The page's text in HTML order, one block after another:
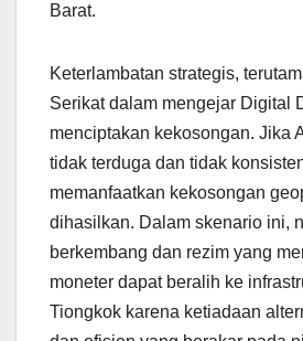
Barat.
Keterlambatan strategis,
Serikat dalam mengejar Digital
menciptakan kekosongan. Jika
tidak terduga dan tidak
memanfaatkan kekosongan
dihasilkan. Dalam skenario ini,
berkembang dan rezim yang
moneter dapat beralih ke
Tiongkok karena ketiadaan